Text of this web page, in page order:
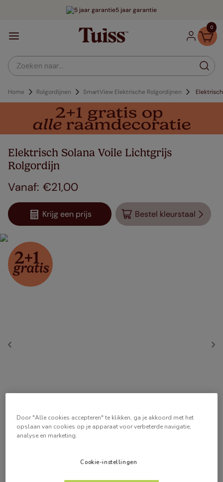
5 jaar garantie
0
Zoeken naar...
Home Rolgordijnen SmartView Elektrische Rolgordijnen
Elektrisch Solana Voile Lichtgrijs
Rolgordijn
€21,00
Krijg een prijs Bestel kleurstaal
Door "Alle cookies accepteren" te klikken, ga je akkoord met het
opslaan van cookies op je apparaat voor verbeterde navigatie,
analyse en marketing.
Cookie-instellingen